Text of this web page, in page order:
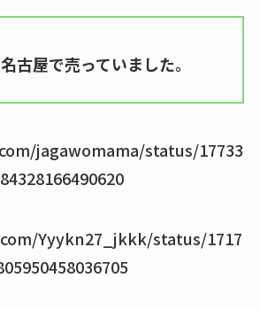
売ってる場所はど
れの口コミも調査
しまむら布団セット
半額になるのはい
つ？激安販売店・通
古屋で売っていました。
jagawomama/status/17733
84328166490620
Yyykn27_jkkk/status/1717